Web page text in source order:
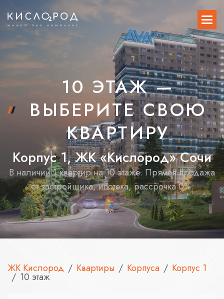
10 ЭТАЖ —
ВЫБЕРИТЕ СВОЮ
КВАРТИРУ
Корпус 1, ЖК «Кислород» Сочи
В наличии 1 квартир на 10 этаже. Прямая продажа
от застройщика, ипотека, рассрочка 0%.
ЖК Кислород Квартиры Корпуса Корпус 1
10 этаж